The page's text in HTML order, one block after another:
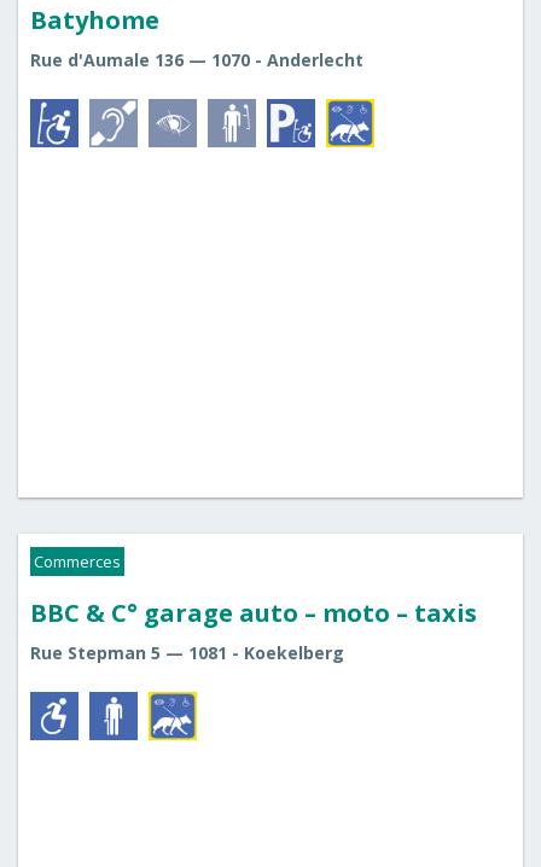
Batyhome
Rue d'Aumale 136 — 1070 - Anderlecht
Commerces
BBC & C° garage auto – moto – taxis
Rue Stepman 5 — 1081 - Koekelberg